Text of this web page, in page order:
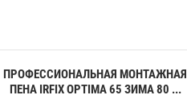
ПРОФЕССИОНАЛЬНАЯ МОНТАЖНАЯ
ПЕНА IRFIX OPTIMA 65 ЗИМА 80 ...